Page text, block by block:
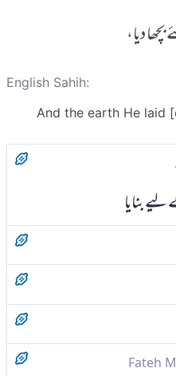
دیا،
English Sahih:
And the earth He laid
بنایا
دیا
دی۔